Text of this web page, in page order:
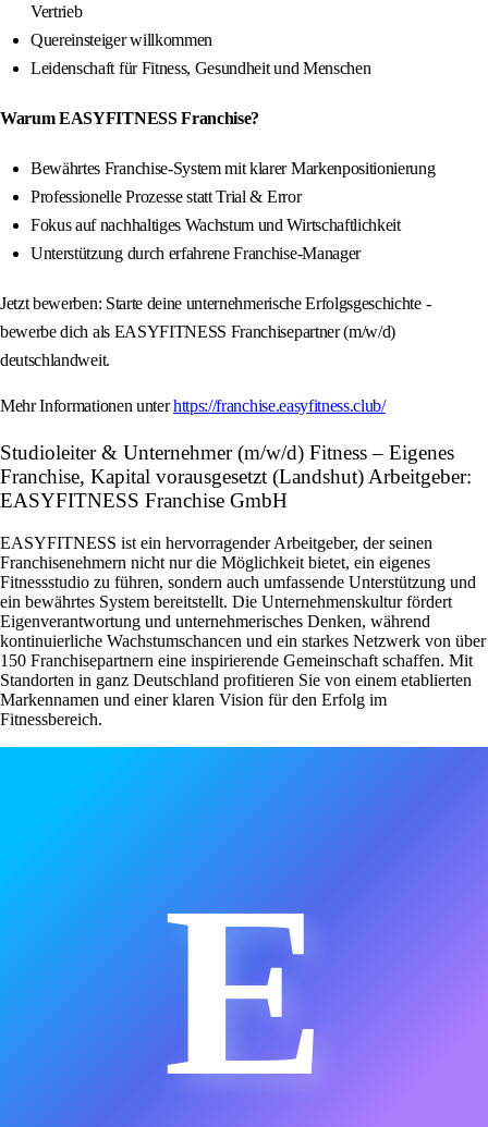
Vertrieb
Quereinsteiger willkommen
Leidenschaft für Fitness, Gesundheit und Menschen
Warum EASYFITNESS Franchise?
Bewährtes Franchise-System mit klarer Markenpositionierung
Professionelle Prozesse statt Trial & Error
Fokus auf nachhaltiges Wachstum und Wirtschaftlichkeit
Unterstützung durch erfahrene Franchise-Manager
Jetzt bewerben: Starte deine unternehmerische Erfolgsgeschichte -
bewerbe dich als EASYFITNESS Franchisepartner (m/w/d)
deutschlandweit.
Mehr Informationen unterhttps://franchise.easyfitness.club/
Studioleiter & Unternehmer (m/w/d) Fitness – Eigenes
Franchise, Kapital vorausgesetzt (Landshut) Arbeitgeber:
EASYFITNESS Franchise GmbH
EASYFITNESS ist ein hervorragender Arbeitgeber, der seinen
Franchisenehmern nicht nur die Möglichkeit bietet, ein eigenes
Fitnessstudio zu führen, sondern auch umfassende Unterstützung und
ein bewährtes System bereitstellt. Die Unternehmenskultur fördert
Eigenverantwortung und unternehmerisches Denken, während
kontinuierliche Wachstumschancen und ein starkes Netzwerk von über
150 Franchisepartnern eine inspirierende Gemeinschaft schaffen. Mit
Standorten in ganz Deutschland profitieren Sie von einem etablierten
Markennamen und einer klaren Vision für den Erfolg im
Fitnessbereich.
E